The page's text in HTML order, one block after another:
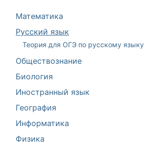
Математика
Русский язык
Теория для ОГЭ по русскому языку
Обществознание
Биология
Иностранный язык
География
Информатика
Физика